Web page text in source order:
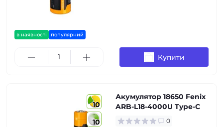
в наявності популярний
Купити
10
10
Акумулятор 18650 Fenix
ARB-L18-4000U Type-C
0